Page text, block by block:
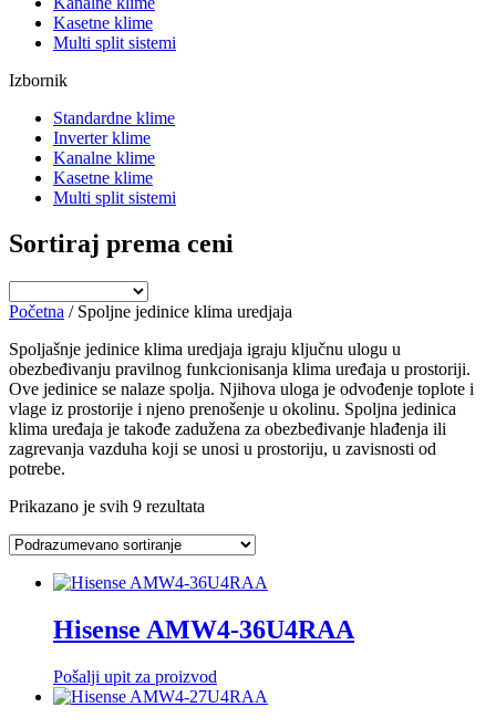
Kasetne klime
Multi split sistemi
Izbornik
Standardne klime
Inverter klime
Kanalne klime
Kasetne klime
Multi split sistemi
Sortiraj prema ceni
Početna / Spoljne jedinice klima uredjaja
Spoljašnje jedinice klima uredjaja igraju ključnu ulogu u
obezbeđivanju pravilnog funkcionisanja klima uređaja u prostoriji.
Ove jedinice se nalaze spolja. Njihova uloga je odvođenje toplote i
vlage iz prostorije i njeno prenošenje u okolinu. Spoljna jedinica
klima uređaja je takođe zadužena za obezbeđivanje hlađenja ili
zagrevanja vazduha koji se unosi u prostoriju, u zavisnosti od
potrebe.
Prikazano je svih 9 rezultata
Hisense AMW4-36U4RAA
Pošalji upit za proizvod